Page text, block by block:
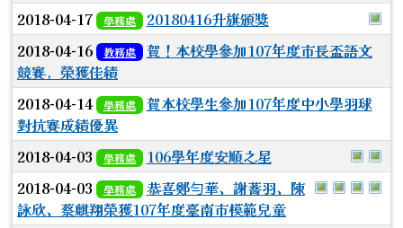
2018-04-17 學務處
20180416升旗頒獎
2018-04-16
教務處
賀！本校學參加107年度市長盃語文
競賽，榮獲佳績
2018-04-14
學務處
賀本校學生參加107年度中小學羽球
對抗賽成績優異
於彈
2018-04-03 學務處
106學年度安順之星
於彈跳視
於彈跳
於彈
2018-04-03 學務處
恭喜鄭勻華、謝蕎羽、陳
詠欣、蔡麒翔榮獲107年度臺南市模範兒童